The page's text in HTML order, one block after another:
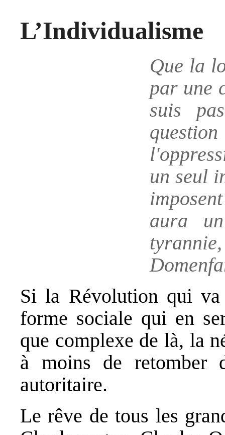
L’Individualisme
Que la
par une
suis
un seul
aura
Si la Révolution qui va
forme sociale qui en
que complexe de là, la
à moins de retomber
autoritaire.
Le rêve de tous les